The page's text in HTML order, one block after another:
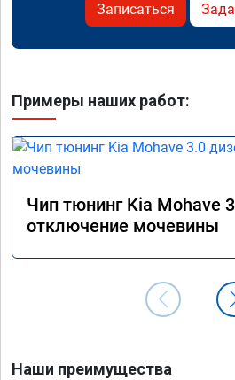
Записаться
Примеры наших работ:
Чип тюнинг Kia Mohave
отключение мочевины
Наши преимущества